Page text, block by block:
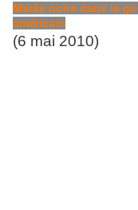
Marée noire dans le
américain
(6 mai 2010)